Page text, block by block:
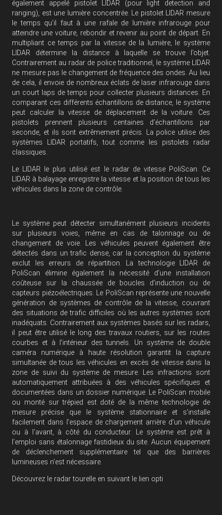
également appelé pistolet LIDAR (pour light detection and
ranging), est une lumière concentrée. Le pistolet LIDAR mesure
le temps qu’il faut à une rafale de lumière infrarouge pour
atteindre une voiture, rebondir et revenir au point de départ. En
multipliant ce temps par la vitesse de la lumière, le système
LIDAR détermine la distance à laquelle se trouve l’objet.
Contrairement au radar de police traditionnel, le système LIDAR
ne mesure pas le changement de fréquence des ondes. Au lieu
de cela, il envoie de nombreux éclats de laser infrarouge dans
un court laps de temps pour collecter plusieurs distances. En
comparant ces différents échantillons de distance, le système
peut calculer la vitesse de déplacement de la voiture. Ces
pistolets prennent plusieurs centaines d’échantillons par
seconde, et ils sont extrêmement précis. La police utilise des
systèmes LIDAR portatifs, tout comme les pistolets radar
classiques.
Le LIDAR le plus utilisé est le radar de vitesse PoliScan. Ce
LIDAR à balayage enregistre la vitesse et la position de tous les
véhicules dans la zone de contrôle.
Le système peut détecter simultanément plusieurs incidents
sur plusieurs voies, même en cas de talonnage ou de
changement de voie. Les véhicules peuvent également être
détectés dans un trafic dense, car la conception du système
exclut les erreurs de répartition. La technologie LIDAR de
PoliScan élimine également la nécessité d’une installation
coûteuse sur la chaussée de boucles d’induction ou de
capteurs piézoélectriques. Le PoliScan représente une nouvelle
génération de systèmes de contrôle de la vitesse, couvrant
des situations de trafic difficiles où les autres systèmes sont
inadéquats. Contrairement aux systèmes basés sur les radars,
il peut être utilisé le long des travaux routiers, sur les routes
courbes et à l’intérieur des tunnels. Un système de double
caméra numérique à haute résolution garantit la capture
simultanée de tous les véhicules en excès de vitesse dans la
zone de suivi du système de mesure. Les infractions sont
automatiquement attribuées à des véhicules spécifiques et
documentées dans un dossier numérique. Le PoliScan mobile
ou monté sur trépied est doté de la même technologie de
mesure précise que le système stationnaire et s’installe
facilement dans l’espace de chargement arrière d’un véhicule
ou à l’avant, à côté du conducteur. Le système est prêt à
l’emploi sans étalonnage fastidieux du site. Aucun équipement
de déclenchement supplémentaire tel que des barrières
lumineuses n’est nécessaire.
Découvrez le radar tourelle en suivant le lien opti